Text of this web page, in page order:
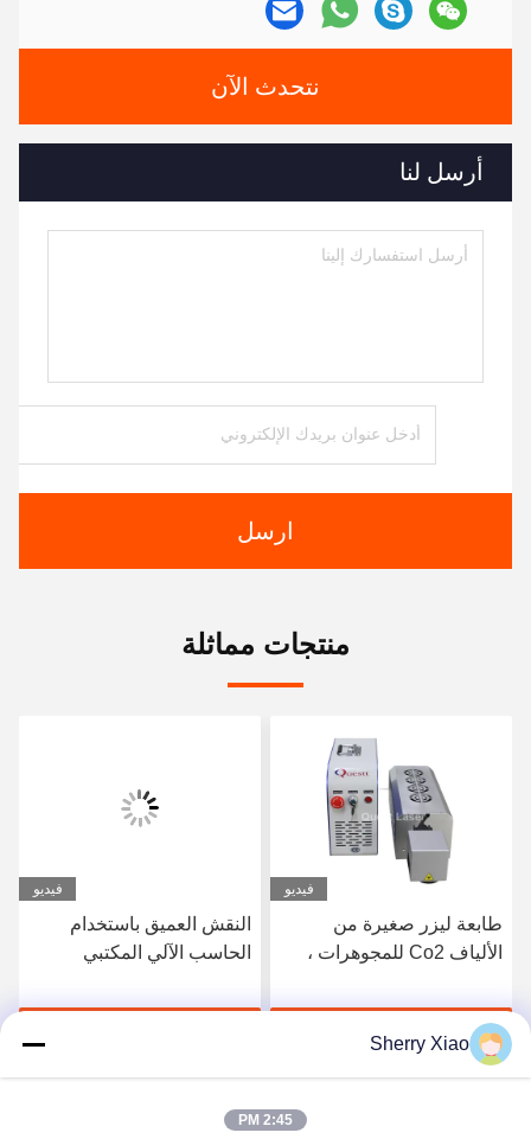
نتحدث الآن
أرسل لنا
ارسل
منتجات مماثلة
فيديو
طابعة ليزر صغيرة من
الألياف Co2 للمجوهرات ،
فولاذية 30 واط 50 واط
احصل على أفضل سعر
فيديو
النقش العميق باستخدام
الحاسب الآلي المكتبي
النقش بالألوان الليزرية
Sherry Xiao
2:45 PM